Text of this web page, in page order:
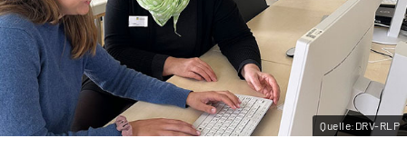
Suche
Leichte Sprache
Gebärdensprache
Quelle:DRV-RLP